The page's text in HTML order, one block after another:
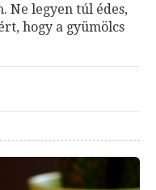
Ne legyen túl édes,
hogy a gyümölcs